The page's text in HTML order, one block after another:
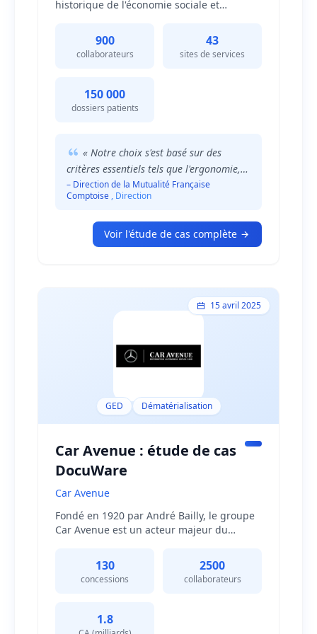
historique de l'économie sociale et
transformation numérique du secteur
mutualiste. Membre du réseau Mutualité
Française qui fédère 563 mutuelles santé
structure emploie 900 collaborateurs
répartis sur 43 sites de Services de Soins et
d'Accompagnement Mutualistes.
900
collaborateurs
43
sites de services
150 000
dossiers patients
« Notre choix s'est basé sur des
critères essentiels tels que l'ergonomie,
les capacités d'indexation intelligente et
la conformité réglementaire, notamment
2024. »
– Direction de la Mutualité Française
Comptoise , Direction
Voir l'étude de cas complète
15 avril 2025
GED Dématérialisation
Car Avenue : étude de cas
DocuWare
Car Avenue
Fondé en 1920 par André Bailly, le groupe
Car Avenue est un acteur majeur du
concessions réparties en Belgique, au
Luxembourg, en France et en Suisse. Fort
de 2500 collaborateurs, le groupe a
annuel impressionnant de 1,8 milliard
d'euros. Depuis 2021, les sept
130
concessions
2500
collaborateurs
1.8